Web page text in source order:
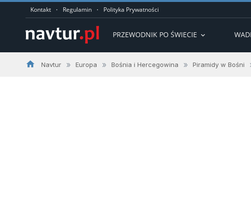
Kontakt · Regulamin · Polityka Prywatności
PRZEWODNIK PO ŚWIECIE expand_more
home Navtur » Europa » Bośnia i Hercegowina » Piramidy w Bośni